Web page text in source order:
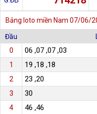
Bảng loto miền Nam 07/06/
Đầu
0
06 ,07 ,07 ,03
1 19 ,18 ,18
2 23 ,20
3 30
4 46 ,46